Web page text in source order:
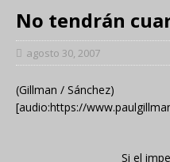
No tendrán
agosto 30, 2007
(Gillman / Sánchez)
[audio:https://
Si el